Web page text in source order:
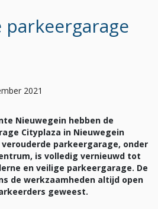
2021
Nieuwegein hebben de
Cityplaza in Nieuwegein
parkeergarage, onder
is volledig vernieuwd tot
en veilige parkeergarage. De
de werkzaamheden altijd open
geweest.